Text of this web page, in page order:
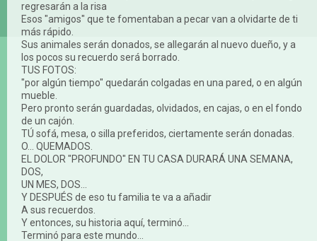
regresarán a la risa
Esos "amigos" que te fomentaban a pecar van a olvidarte de ti
más rápido.
Sus animales serán donados, se allegarán al nuevo dueño, y a
los pocos su recuerdo será borrado.
TUS FOTOS:
"por algún tiempo" quedarán colgadas en una pared, o en algún
mueble.
Pero pronto serán guardadas, olvidados, en cajas, o en el fondo
de un cajón.
TÚ sofá, mesa, o silla preferidos, ciertamente serán donadas.
O... QUEMADOS.
EL DOLOR "PROFUNDO" EN TU CASA DURARÁ UNA SEMANA,
DOS,
UN MES, DOS...
Y DESPUÉS de eso tu familia te va a añadir
A sus recuerdos.
Y entonces, su historia aquí, terminó...
Terminó para este mundo...